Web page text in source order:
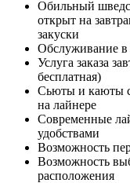
Обильный
открыт на
закуски
Обслуживание в
Услуга заказа
бесплатная)
Сьюты и каюты
на лайнере
Современные
удобствами
Возможность
Возможность
расположения